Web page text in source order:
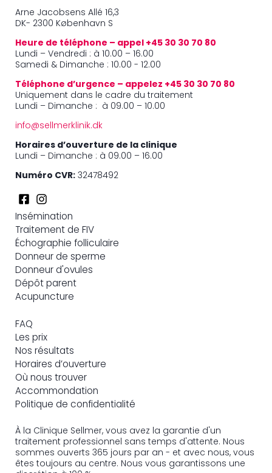
Arne Jacobsens Allé 16,3
DK- 2300 København S
Heure de téléphone – appel +45 30 30 70 80
Lundi – Vendredi : à 10.00 – 16.00
Samedi & Dimanche : 10.00 - 12.00
Téléphone d’urgence – appelez +45 30 30 70 80
Uniquement dans le cadre du traitement
Lundi – Dimanche : à 09.00 – 10.00
info@sellmerklinik.dk
Horaires d’ouverture de la clinique
Lundi – Dimanche : à 09.00 – 16.00
Numéro CVR: 32478492
Insémination
Traitement de FIV
Échographie folliculaire
Donneur de sperme
Donneur d'ovules
Dépôt parent
Acupuncture
FAQ
Les prix
Nos résultats
Horaires d’ouverture
Où nous trouver
Accommondation
Politique de confidentialité
À la Clinique Sellmer, vous avez la garantie d'un
traitement professionnel sans temps d'attente. Nous
sommes ouverts 365 jours par an - et avec nous, vous
êtes toujours au centre. Nous vous garantissons une